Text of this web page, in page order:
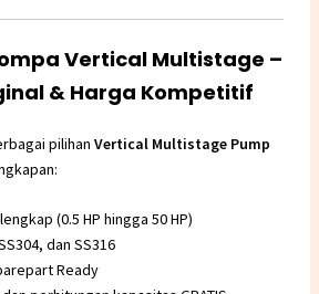
Vertical Multistage –
& Harga Kompetitif
pilihan Vertical Multistage Pump
(0.5 HP hingga 50 HP)
dan SS316
Ready